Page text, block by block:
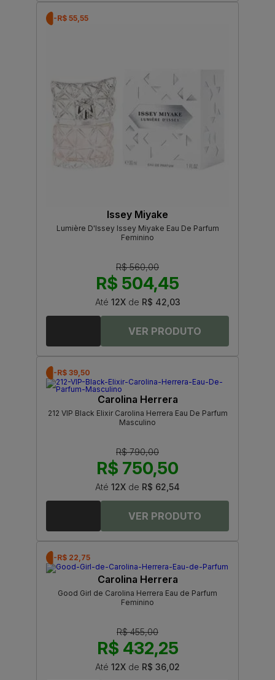
-R$ 55,55
Issey Miyake
Lumière D'Issey Issey Miyake Eau De Parfum
Feminino
R$ 560,00
R$ 504,45
Até 12Xde R$ 42,03
-R$ 39,50
Carolina Herrera
212 VIP Black Elixir Carolina Herrera Eau De Parfum
Masculino
R$ 790,00
R$ 750,50
Até 12X de R$ 62,54
-R$ 22,75
Carolina Herrera
Good Girl de Carolina Herrera Eau de Parfum
Feminino
R$ 455,00
R$ 432,25
Até 12X de R$ 36,02